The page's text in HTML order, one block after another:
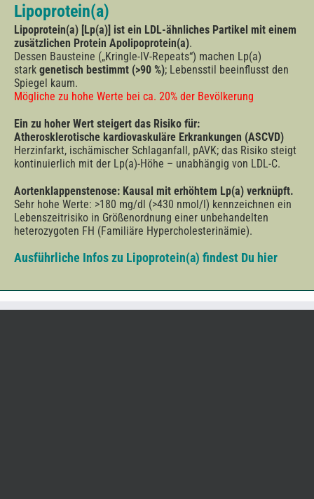
Lipoprotein(a)
Lipoprotein(a) [Lp(a)] ist ein LDL-ähnliches Partikel mit einem
zusätzlichen Protein Apolipoprotein(a).
Dessen Bausteine („Kringle-IV-Repeats“) machen Lp(a)
stark genetisch bestimmt (>90 %); Lebensstil beeinflusst den
Spiegel kaum.
Mögliche zu hohe Werte bei ca. 20% der Bevölkerung
Ein zu hoher Wert steigert das Risiko für:
Atherosklerotische kardiovaskuläre Erkrankungen (ASCVD)
Herzinfarkt, ischämischer Schlaganfall, pAVK; das Risiko steigt
kontinuierlich mit der Lp(a)-Höhe – unabhängig von LDL-C.
Aortenklappenstenose: Kausal mit erhöhtem Lp(a) verknüpft.
Sehr hohe Werte: >180 mg/dl (>430 nmol/l) kennzeichnen ein
Lebenszeitrisiko in Größenordnung einer unbehandelten
heterozygoten FH (Familiäre Hypercholesterinämie).
Ausführliche Infos zu Lipoprotein(a) findest Du hier